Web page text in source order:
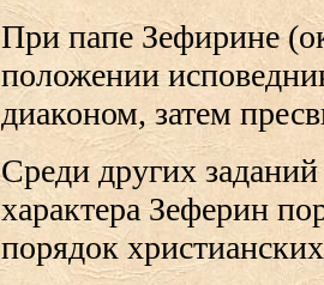
При папе Зефирине
положении
диаконом, затем
Среди других
характера Зеферин
порядок